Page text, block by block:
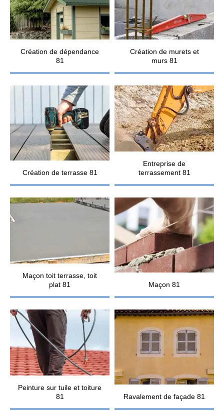
Création de dépendance
81
Création de murets et
murs 81
Création de terrasse 81
Entreprise de
terrassement 81
Maçon toit terrasse, toit
plat 81
Maçon 81
Peinture sur tuile et toiture
81
Ravalement de façade 81